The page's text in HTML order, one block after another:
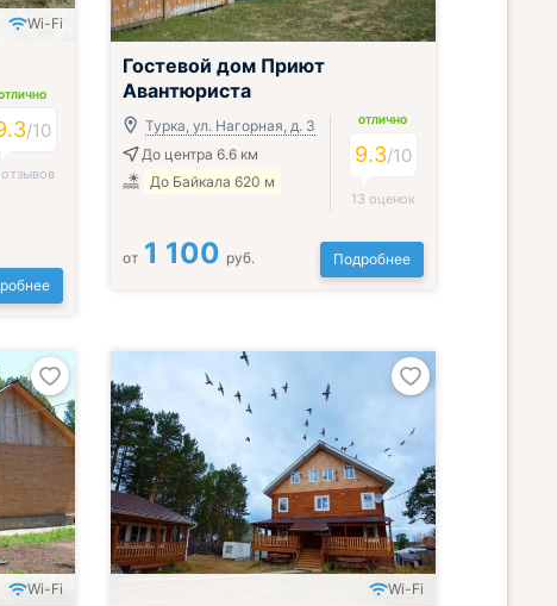
Wi-Fi
/10
Гостевой дом Приют
Авантюриста
Турка, ул. Нагорная, д. 3
До центра 6.6 км
До Байкала 620 м
ОТЛИЧНО
9.3/10
13 оценок
от 1 100 руб. Подробнее
Wi-Fi Wi-Fi